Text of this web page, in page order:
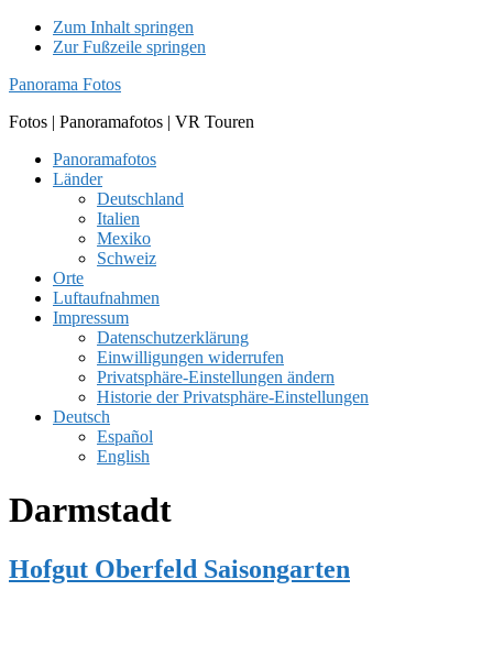
Zum Inhalt springen
Zur Fußzeile springen
Panorama Fotos
Fotos | Panoramafotos | VR Touren
Panoramafotos
Länder
Deutschland
Italien
Mexiko
Schweiz
Orte
Luftaufnahmen
Impressum
Datenschutzerklärung
Einwilligungen widerrufen
Privatsphäre-Einstellungen ändern
Historie der Privatsphäre-Einstellungen
Deutsch
Español
English
Darmstadt
Hofgut Oberfeld Saisongarten